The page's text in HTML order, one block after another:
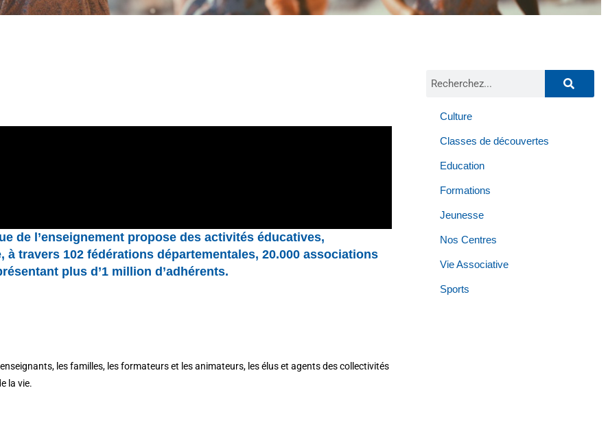
de l’enseignement propose des activités éducatives,
travers 102 fédérations départementales, 20.000 associations
plus d’1 million d’adhérents.
les familles, les formateurs et les animateurs, les élus et agents des collectivités
la vie.
Culture
Classes de découvertes
Education
Formations
Jeunesse
Nos Centres
Vie Associative
Sports